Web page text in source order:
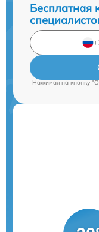
Бесплатная
Нажимая на кнопку